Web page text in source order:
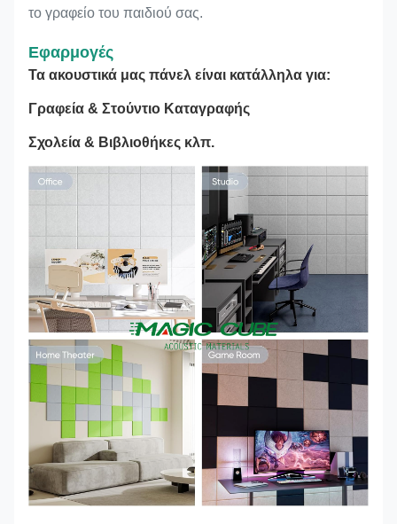
το γραφείο του παιδιού σας.
Εφαρμογές
Τα ακουστικά μας πάνελ είναι κατάλληλα για:
Γραφεία & Στούντιο Καταγραφής
Σχολεία & Βιβλιοθήκες κλπ.